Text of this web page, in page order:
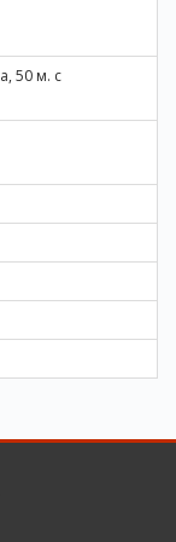
50 м. с